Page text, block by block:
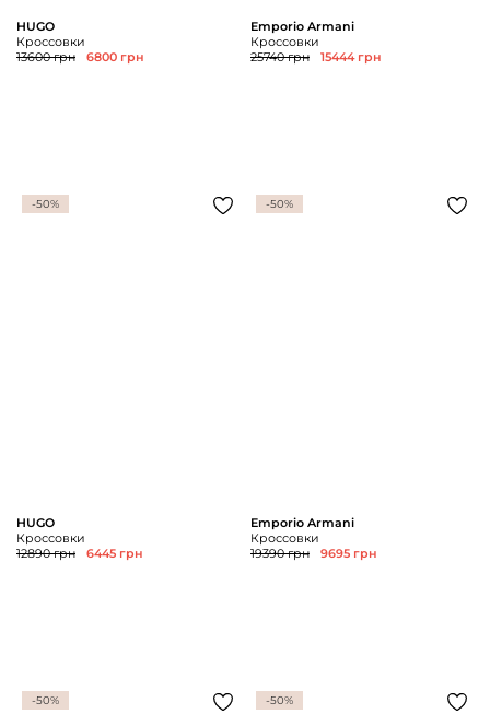
HUGO
Кроссовки
13600 грн
6800 грн
Emporio Armani
Кроссовки
25740 грн
15444 грн
-50%
HUGO
Кроссовки
12890 грн
6445 грн
-50%
Emporio Armani
Кроссовки
19390 грн
9695 грн
-50% -50%